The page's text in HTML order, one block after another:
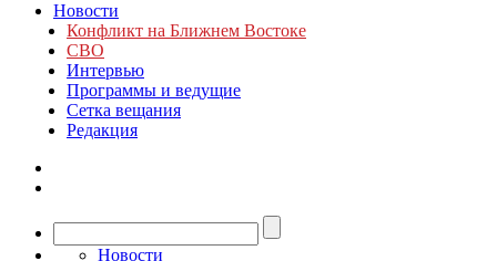
Новости
Конфликт на Ближнем Востоке
СВО
Интервью
Программы и ведущие
Сетка вещания
Редакция
Новости